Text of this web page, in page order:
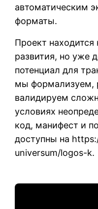
автоматическим
форматы.
Проект находится
развития, но уже
потенциал для
мы формализуем,
валидируем
условиях
код, манифест и
доступны на
universum/logos-k.